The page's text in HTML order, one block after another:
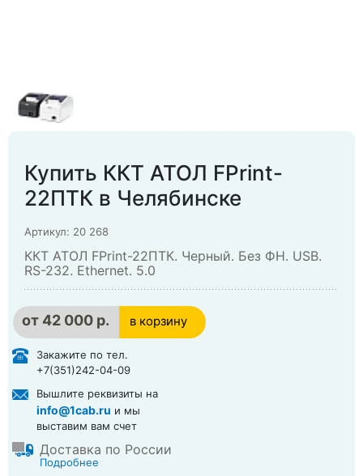
Купить ККТ АТОЛ FPrint-
22ПТК в Челябинске
Артикул: 20 268
ККТ АТОЛ FPrint-22ПТК. Черный. Без ФН. USB.
RS-232. Ethernet. 5.0
от 42 000 р. в корзину
Закажите по тел.
+7(351)242-04-09
Вышлите реквизиты на
info@1cab.ru и мы
выставим вам счет
Доставка по России
Подробнее